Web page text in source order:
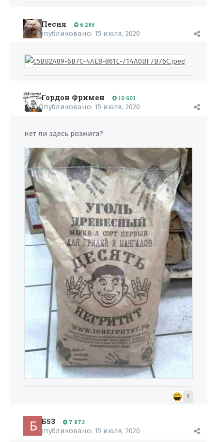
Песня 6 285
Опубликовано: 15 июля, 2020
Гордон Фримен 10 601
Опубликовано: 15 июля, 2020
нет ли здесь розжига?
1
Б53 7 873
Опубликовано: 15 июля, 2020